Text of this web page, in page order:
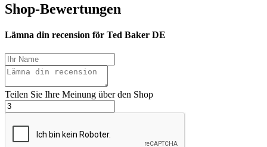
Shop-Bewertungen
Lämna din recension för Ted Baker DE
Teilen Sie Ihre Meinung über den Shop